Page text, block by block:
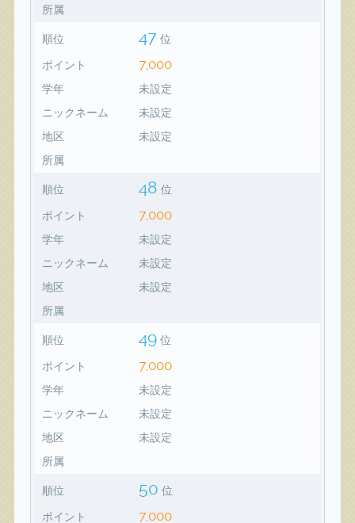
所属
順位 47 位
ポイント 7,000
学年
未設定
ニックネーム
未設定
地区
未設定
所属
順位 48 位
ポイント 7,000
学年
未設定
ニックネーム
未設定
地区
未設定
所属
順位 49 位
ポイント 7,000
学年
未設定
ニックネーム
未設定
地区
未設定
所属
順位 50 位
ポイント 7,000